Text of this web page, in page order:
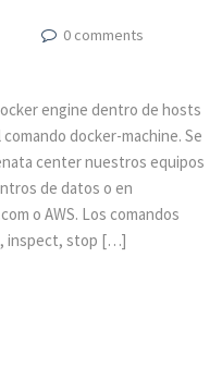
0 comments
engine dentro de hosts
docker-machine. Se
center nuestros equipos
de datos o en
o AWS. Los comandos
inspect, stop […]